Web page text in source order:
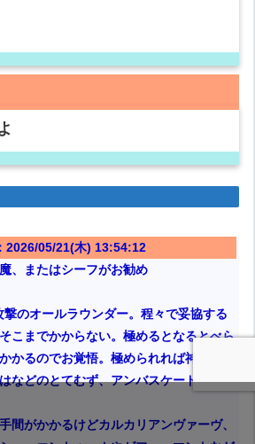
2026/05/21(木) 13:54:12
、またはシーフがお勧め
のオールラウンダー。程々で妥協する
こまでかからない。極めるとなるとべら
かるのでお覚悟。極められれば神竜、修
などのとてむず、アンバスケードがソロ
間がかかるけどカルカリアンヴァーヴ、